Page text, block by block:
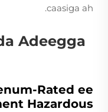
caasiga ah.
Adeegga
Rated ee
Hazardous